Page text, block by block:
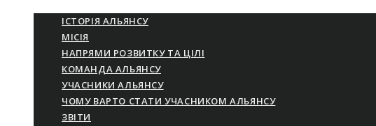
ІСТОРІЯ АЛЬЯНСУ
МІСІЯ
НАПРЯМИ РОЗВИТКУ ТА ЦІЛІ
КОМАНДА АЛЬЯНСУ
УЧАСНИКИ АЛЬЯНСУ
ЧОМУ ВАРТО СТАТИ УЧАСНИКОМ АЛЬЯНСУ
ЗВІТИ